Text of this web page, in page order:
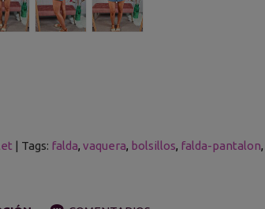
| Tags: falda vaquera bolsillos falda-pantalon